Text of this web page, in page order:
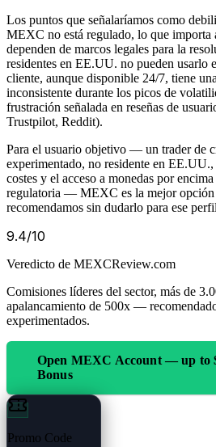
Los puntos que señalaríamos como
MEXC no está regulado, lo que importa
dependen de marcos legales para la
residentes en EE.UU. no pueden usarlo
cliente, aunque disponible 24/7, tiene
inconsistente durante los picos de
frustración señalada en reseñas de
Trustpilot, Reddit).
Para el usuario objetivo — un trader de
experimentado, no residente en
costes y el acceso a monedas por
regulatoria — MEXC es la mejor
recomendamos sin dudarlo para ese
9.4/10
Veredicto de MEXCReview.com
Comisiones líderes del sector, más de
apalancamiento de 500x —
experimentados.
Open MEXC Account —up to
Bonus
Promo Code